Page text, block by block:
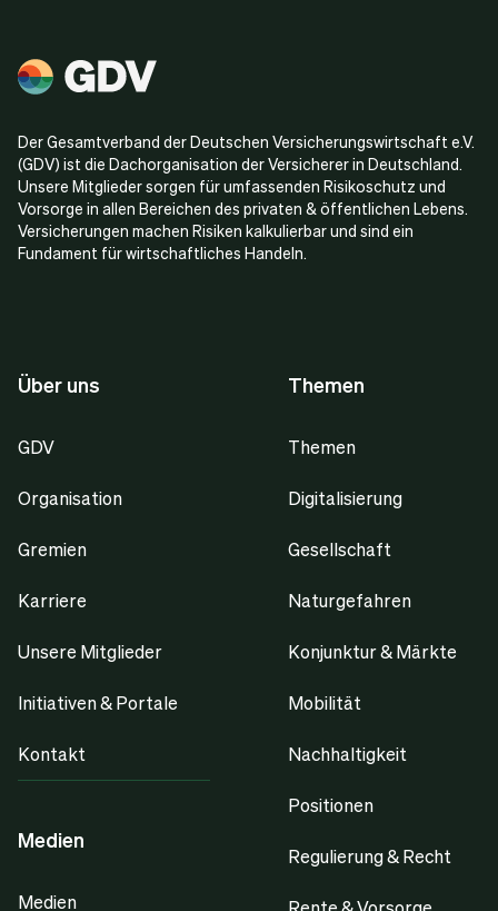
Der Gesamtverband der Deutschen Versicherungswirtschaft e.V.
(GDV) ist die Dachorganisation der Versicherer in Deutschland.
Unsere Mitglieder sorgen für umfassenden Risikoschutz und
Vorsorge in allen Bereichen des privaten & öffentlichen Lebens.
Versicherungen machen Risiken kalkulierbar und sind ein
Fundament für wirtschaftliches Handeln.
Über uns
GDV
Organisation
Gremien
Karriere
Unsere Mitglieder
Initiativen & Portale
Kontakt
Medien
Medien
Themen
Themen
Digitalisierung
Gesellschaft
Naturgefahren
Konjunktur & Märkte
Mobilität
Nachhaltigkeit
Positionen
Regulierung & Recht